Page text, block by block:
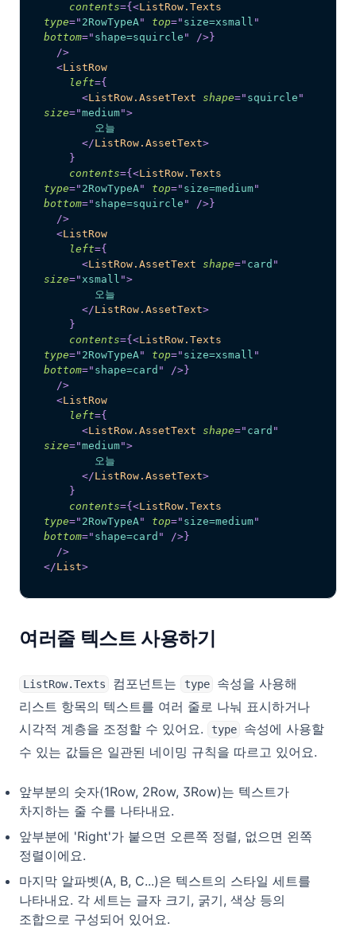
contents={ <ListRow.Texts
type=" 2RowTypeA" top=" size=xsmall "
bottom=" shape=squircle " /> }
/>
<ListRow
left={
<ListRow.AssetText shape=" squircle "
size="medium">
        오늘
</ListRow.AssetText>
}
contents={ <ListRow.Texts
type=" 2RowTypeA" top=" size=medium"
bottom=" shape=squircle " /> }
/>
<ListRow
left={
<ListRow.AssetText shape=" card "
size="xsmall ">
        오늘
</ListRow.AssetText>
}
contents={ <ListRow.Texts
type=" 2RowTypeA" top=" size=xsmall "
bottom=" shape=card " /> }
/>
<ListRow
left={
<ListRow.AssetText shape=" card "
size="medium">
        오늘
</ListRow.AssetText>
}
contents={ <ListRow.Texts
type=" 2RowTypeA" top=" size=medium"
bottom=" shape=card " /> }
/>
</List>
여러줄 텍스트 사용하기
ListRow.Texts 컴포넌트는 type
속성을 사용해
리스트 항목의 텍스트를 여러 줄로 나눠 표시하거나
시각적 계층을 조정할 수 있어요.
type
속성에 사용할
수 있는 값들은 일관된 네이밍 규칙을 따르고 있어요.
앞부분의 숫자(1Row, 2Row, 3Row)는 텍스트가
차지하는 줄 수를 나타내요.
앞부분에 'Right'가 붙으면 오른쪽 정렬, 없으면 왼쪽
정렬이에요.
마지막 알파벳(A, B, C...)은 텍스트의 스타일 세트를
나타내요. 각 세트는 글자 크기, 굵기, 색상 등의
조합으로 구성되어 있어요.